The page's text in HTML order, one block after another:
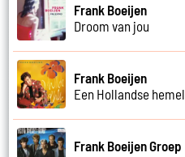
Frank Boeijen
Droom van jou
Frank Boeijen
Een Hollandse hemel
Frank Boeijen Groep